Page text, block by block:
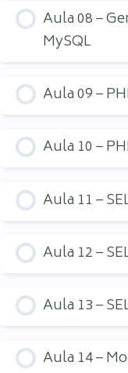
Aula 08 –
MySQL
Aula 09 –
Aula 10 –
Aula 11 –
Aula 12 –
Aula 13 –
Aula 14 –